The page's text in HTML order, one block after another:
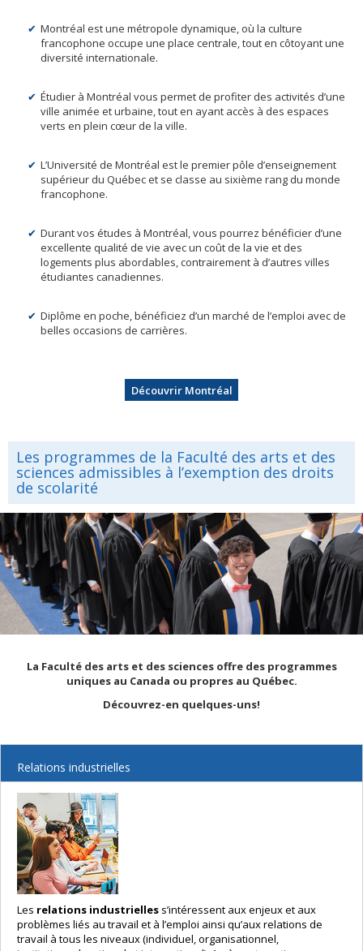
Montréal est une métropole dynamique, où la culture
francophone occupe une place centrale, tout en côtoyant une
diversité internationale.
Étudier à Montréal vous permet de profiter des activités d’une
ville animée et urbaine, tout en ayant accès à des espaces
verts en plein cœur de la ville.
L’Université de Montréal est le premier pôle d’enseignement
supérieur du Québec et se classe au sixième rang du monde
francophone.
Durant vos études à Montréal, vous pourrez bénéficier d’une
excellente qualité de vie avec un coût de la vie et des
logements plus abordables, contrairement à d’autres villes
étudiantes canadiennes.
Diplôme en poche, bénéficiez d’un marché de l’emploi avec de
belles occasions de carrières.
Découvrir Montréal
Les programmes de la Faculté des arts et des
sciences admissibles à l’exemption des droits
de scolarité
La Faculté des arts et des sciences offre des programmes
uniques au Canada ou propres au Québec.
Découvrez-en quelques-uns!
Relations industrielles
Les relations industrielles s’intéressent aux enjeux et aux
problèmes liés au travail et à l’emploi ainsi qu’aux relations de
travail à tous les niveaux (individuel, organisationnel,